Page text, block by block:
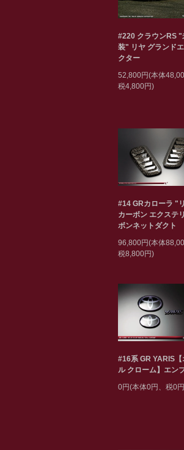
#220 クラウンRS "
装" リヤ グランド
クター
52,800円(本体
税4,800円)
#14 GRカローラ "
カーボン エクステ
ボンネットダクト
96,800円(本体
税8,800円)
#16系 GR YARIS【
ル クローム】エン
0円(本体0円、税0